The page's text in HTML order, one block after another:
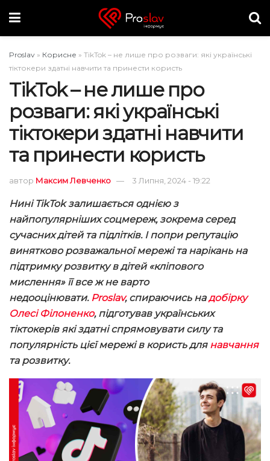
Proslav » Корисне » TikTok – не лише про розваги: які українські
тіктокери здатні навчити та принести користь
TikTok – не лише про
розваги: які українські
тіктокери здатні навчити
та принести користь
автор Максим Левченко 3 Липня, 2024 - 19:22
Нині TikTok залишається однією з
найпопулярніших соцмереж, зокрема серед
сучасних дітей та підлітків. І попри репутацію
винятково розважальної мережі та нарікань на
підтримку розвитку в дітей «кліпового
мислення» її все ж не варто
недооцінювати. Proslav, спираючись надобірку
Олесі Філоненко, підготував українських
тіктокерів які здатні спрямовувати силу та
популярність цієї мережі в користь для навчання
та розвитку.